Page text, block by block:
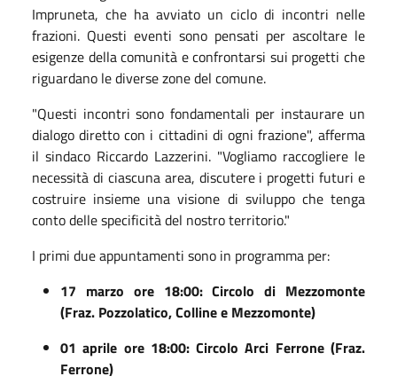
Impruneta, che ha avviato un ciclo di incontri nelle
frazioni. Questi eventi sono pensati per ascoltare le
esigenze della comunità e confrontarsi sui progetti che
riguardano le diverse zone del comune.
"Questi incontri sono fondamentali per instaurare un
dialogo diretto con i cittadini di ogni frazione", afferma
il sindaco Riccardo Lazzerini. "Vogliamo raccogliere le
necessità di ciascuna area, discutere i progetti futuri e
costruire insieme una visione di sviluppo che tenga
conto delle specificità del nostro territorio."
I primi due appuntamenti sono in programma per:
17 marzo ore 18:00: Circolo di Mezzomonte
(Fraz. Pozzolatico, Colline e Mezzomonte)
01 aprile ore 18:00: Circolo Arci Ferrone (Fraz.
Ferrone)